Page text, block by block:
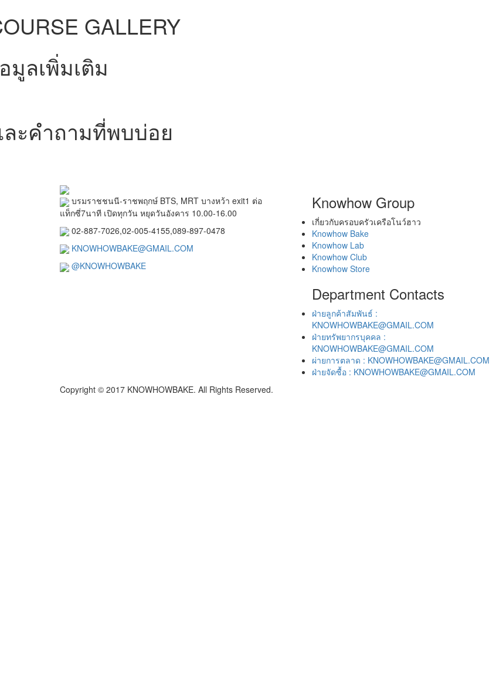
GALLERY
ลเพิ่มเติม
ะคำถามที่พบบ่อย
บรมราชชนนี-ราชพฤกษ์ BTS, MRT บางหว้า exit1 ต่อ
แท็กซี่7นาที เปิดทุกวัน หยุดวันอังคาร 10.00-16.00
02-887-7026,02-005-4155,089-897-0478
KNOWHOWBAKE@GMAIL.COM
@KNOWHOWBAKE
Knowhow Group
เกี่ยวกับครอบครัวเครือโนว์ฮาว
Knowhow Bake
Knowhow Lab
Knowhow Club
Knowhow Store
Department Contacts
ฝ่ายลูกค้าสัมพันธ์ :
KNOWHOWBAKE@GMAIL.COM
ฝ่ายทรัพยากรบุคคล :
KNOWHOWBAKE@GMAIL.COM
ผ่ายการตลาด : KNOWHOWBAKE@GMAIL.COM
ฝ่ายจัดซื้อ : KNOWHOWBAKE@GMAIL.COM
Copyright © 2017 KNOWHOWBAKE. All Rights Reserved.